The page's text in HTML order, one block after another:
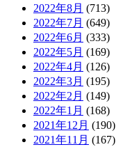
2022年8月 (713)
2022年7月 (649)
2022年6月 (333)
2022年5月 (169)
2022年4月 (126)
2022年3月 (195)
2022年2月 (149)
2022年1月 (168)
2021年12月 (190)
2021年11月 (167)